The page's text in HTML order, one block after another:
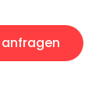
anfragen